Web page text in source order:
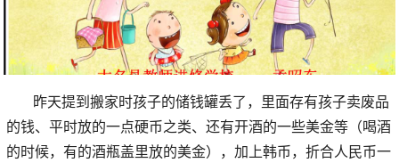
昨天提到搬家时孩子的储钱罐丢了，里面存有孩子卖废品
的钱、平时放的一点硬币之类、还有开酒的一些美金等（喝酒
的时候，有的酒瓶盖里放的美金），加上韩币，折合人民币一